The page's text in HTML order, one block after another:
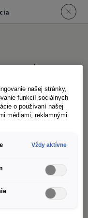
podcasty
zabezpečia
dní.
Dodávke a
našej stránky,
funkcií sociálnych
o používaní našej
médiami, reklamnými
Vždy aktívne